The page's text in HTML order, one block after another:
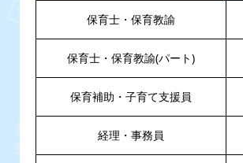
保育士・保育教諭
保育士・保育教諭(パート)
保育補助・子育て支援員
経理・事務員